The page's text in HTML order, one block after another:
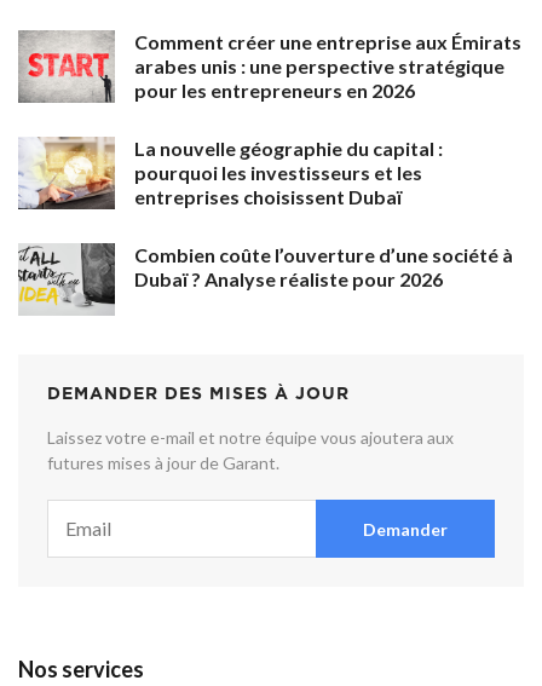
Comment créer une entreprise aux Émirats
arabes unis : une perspective stratégique
pour les entrepreneurs en 2026
La nouvelle géographie du capital :
pourquoi les investisseurs et les
entreprises choisissent Dubaï
Combien coûte l’ouverture d’une société à
Dubaï ? Analyse réaliste pour 2026
DEMANDER DES MISES À JOUR
Laissez votre e-mail et notre équipe vous ajoutera aux
futures mises à jour de Garant.
Demander
Nos services